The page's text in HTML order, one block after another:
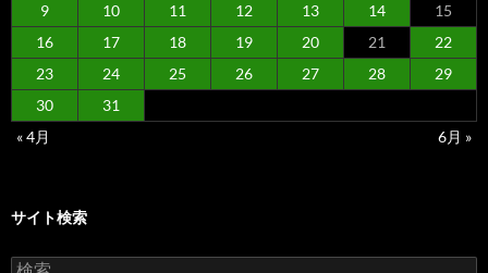
9
10 11 12 13 14
15
16
17 18 19 20 21
22
23
24 25 26 27 28
29
30
31
« 4月
6月 »
サイト検索
検